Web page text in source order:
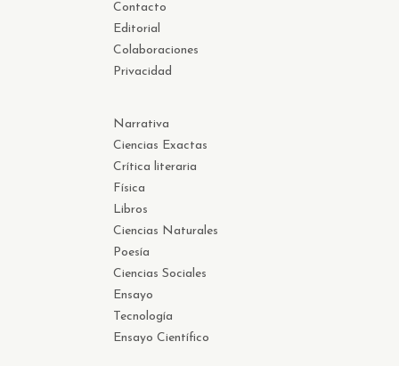
Contacto
Editorial
Colaboraciones
Privacidad
Narrativa
Ciencias Exactas
Crítica literaria
Física
Libros
Ciencias Naturales
Poesía
Ciencias Sociales
Ensayo
Tecnología
Ensayo Científico